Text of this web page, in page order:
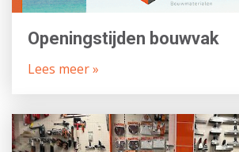
Openingstijden bouwvak
Lees meer »